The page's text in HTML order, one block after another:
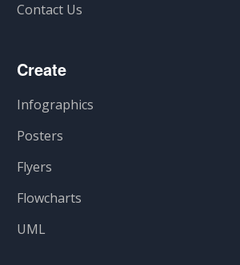
Contact Us
Create
Infographics
Posters
Flyers
Flowcharts
UML